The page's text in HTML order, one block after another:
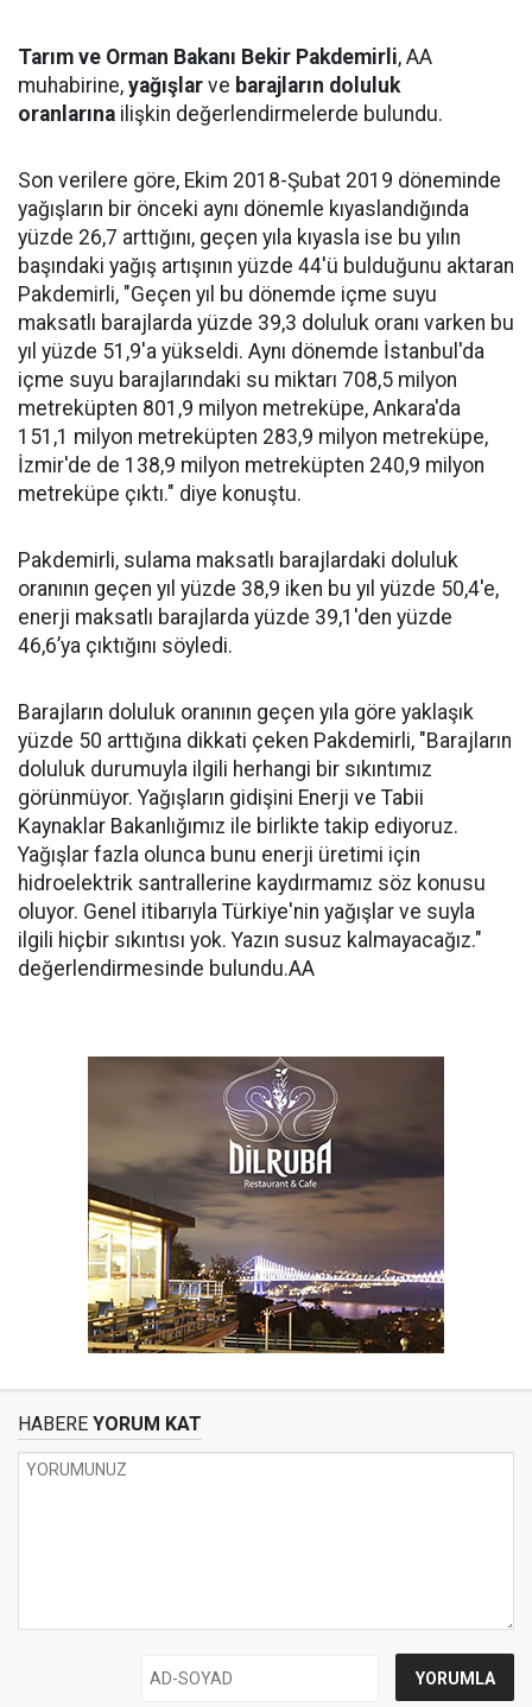
Tarım ve Orman Bakanı Bekir Pakdemirli, AA
muhabirine, yağışlar ve barajların doluluk
oranlarına ilişkin değerlendirmelerde bulundu.
Son verilere göre, Ekim 2018-Şubat 2019 döneminde
yağışların bir önceki aynı dönemle kıyaslandığında
yüzde 26,7 arttığını, geçen yıla kıyasla ise bu yılın
başındaki yağış artışının yüzde 44'ü bulduğunu aktaran
Pakdemirli, "Geçen yıl bu dönemde içme suyu
maksatlı barajlarda yüzde 39,3 doluluk oranı varken bu
yıl yüzde 51,9'a yükseldi. Aynı dönemde İstanbul'da
içme suyu barajlarındaki su miktarı 708,5 milyon
metreküpten 801,9 milyon metreküpe, Ankara'da
151,1 milyon metreküpten 283,9 milyon metreküpe,
İzmir'de de 138,9 milyon metreküpten 240,9 milyon
metreküpe çıktı." diye konuştu.
Pakdemirli, sulama maksatlı barajlardaki doluluk
oranının geçen yıl yüzde 38,9 iken bu yıl yüzde 50,4'e,
enerji maksatlı barajlarda yüzde 39,1'den yüzde
46,6’ya çıktığını söyledi.
Barajların doluluk oranının geçen yıla göre yaklaşık
yüzde 50 arttığına dikkati çeken Pakdemirli, "Barajların
doluluk durumuyla ilgili herhangi bir sıkıntımız
görünmüyor. Yağışların gidişini Enerji ve Tabii
Kaynaklar Bakanlığımız ile birlikte takip ediyoruz.
Yağışlar fazla olunca bunu enerji üretimi için
hidroelektrik santrallerine kaydırmamız söz konusu
oluyor. Genel itibarıyla Türkiye'nin yağışlar ve suyla
ilgili hiçbir sıkıntısı yok. Yazın susuz kalmayacağız."
değerlendirmesinde bulundu.AA
HABERE YORUM KAT